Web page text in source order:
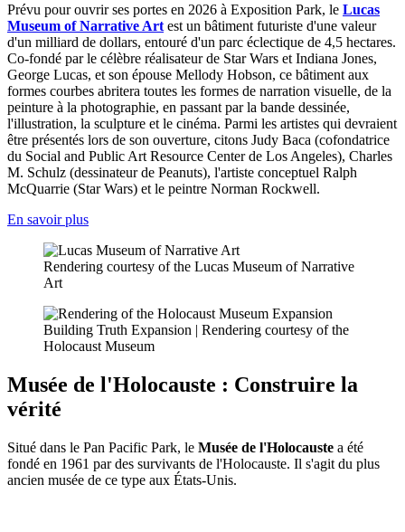
Prévu pour ouvrir ses portes en 2026 à Exposition Park, le Lucas
Museum of Narrative Art est un bâtiment futuriste d'une valeur
d'un milliard de dollars, entouré d'un parc éclectique de 4,5 hectares.
Co-fondé par le célèbre réalisateur de Star Wars et Indiana Jones,
George Lucas, et son épouse Mellody Hobson, ce bâtiment aux
formes courbes abritera toutes les formes de narration visuelle, de la
peinture à la photographie, en passant par la bande dessinée,
l'illustration, la sculpture et le cinéma. Parmi les artistes qui devraient
être présentés lors de son ouverture, citons Judy Baca (cofondatrice
du Social and Public Art Resource Center de Los Angeles), Charles
M. Schulz (dessinateur de Peanuts), l'artiste conceptuel Ralph
McQuarrie (Star Wars) et le peintre Norman Rockwell.
En savoir plus
Rendering courtesy of the Lucas Museum of Narrative
Art
Building Truth Expansion | Rendering courtesy of the
Holocaust Museum
Musée de l'Holocauste : Construire la
vérité
Situé dans le Pan Pacific Park, le Musée de l'Holocauste a été
fondé en 1961 par des survivants de l'Holocauste. Il s'agit du plus
ancien musée de ce type aux États-Unis.